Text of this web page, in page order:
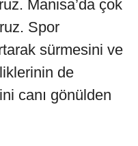
Manisa’da çok
Spor
sürmesini ve
de
canı gönülden